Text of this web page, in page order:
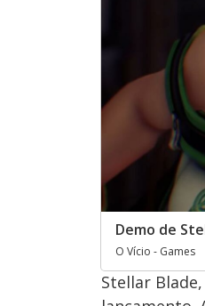
Demo de
O Vício - Games
Stellar